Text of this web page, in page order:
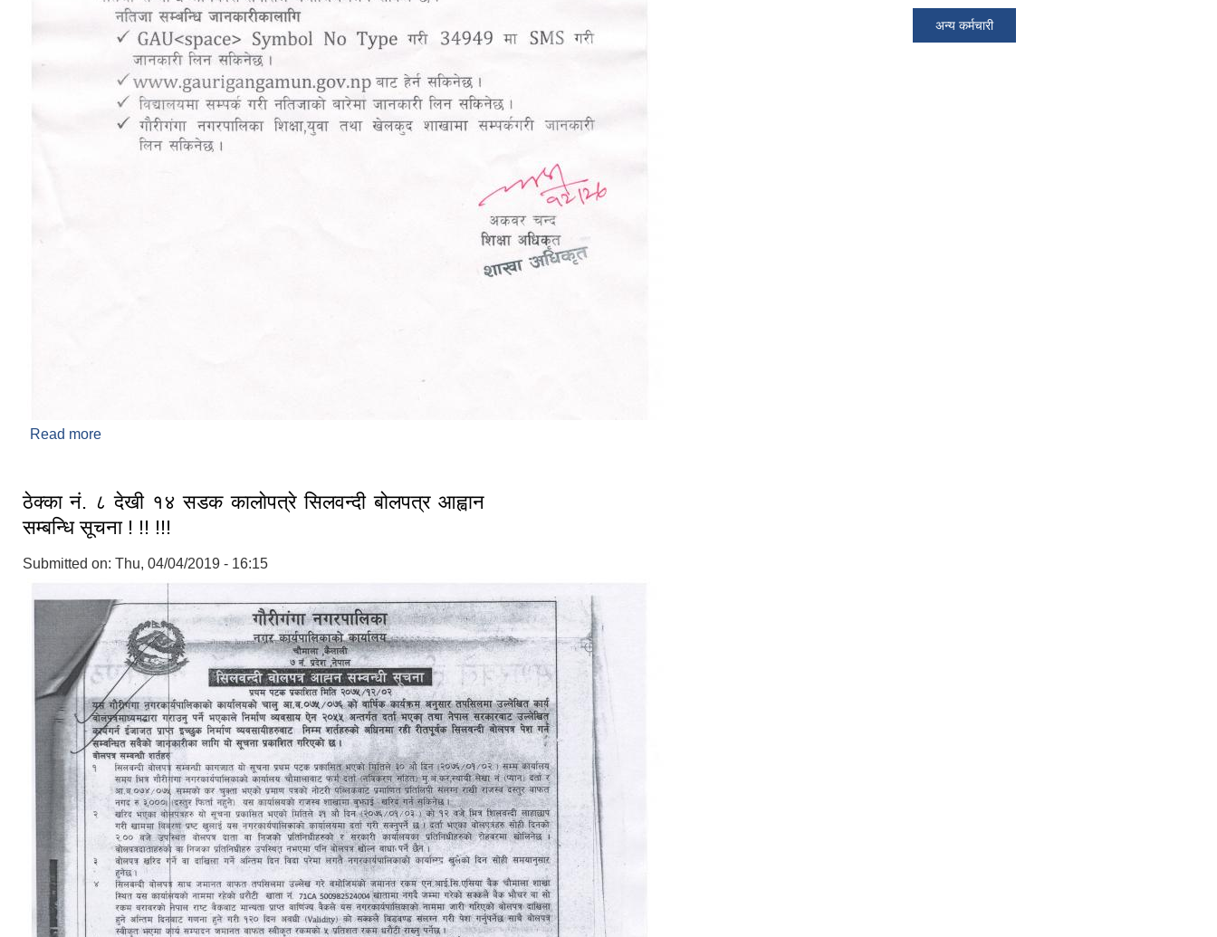
Read more
ठेक्का नं. ८ देखी १४ सडक कालाेपत्रे सिलवन्दी बोलपत्र आह्वान
सम्बन्धि सूचना ! !! !!!
Submitted on: Thu, 04/04/2019 - 16:15
अन्य कर्मचारी